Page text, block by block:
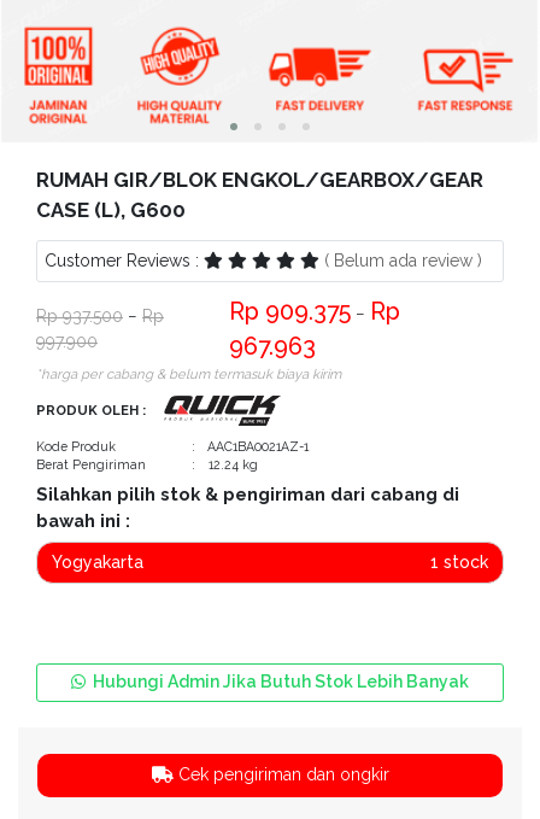
Kritik
dan
Saran
RUMAH GIR/BLOK ENGKOL/GEARBOX/GEAR
CASE (L), G600
Customer Reviews : ( Belum ada review )
937.500 −
997.900
909.375 −
967.963
*harga per cabang & belum termasuk biaya kirim
PRODUK OLEH :
Kode Produk
: AAC1BA0021AZ-1
Berat Pengiriman
: 12.24 kg
Silahkan pilih stok & pengiriman dari cabang di
bawah ini :
Yogyakarta 1 stock
Hubungi Admin Jika Butuh Stok Lebih Banyak
Cek pengiriman dan ongkir